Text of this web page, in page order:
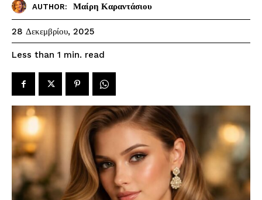
AUTHOR: Μαίρη Καραντάσιου
28 Δεκεμβρίου, 2025
Less than 1 min. read